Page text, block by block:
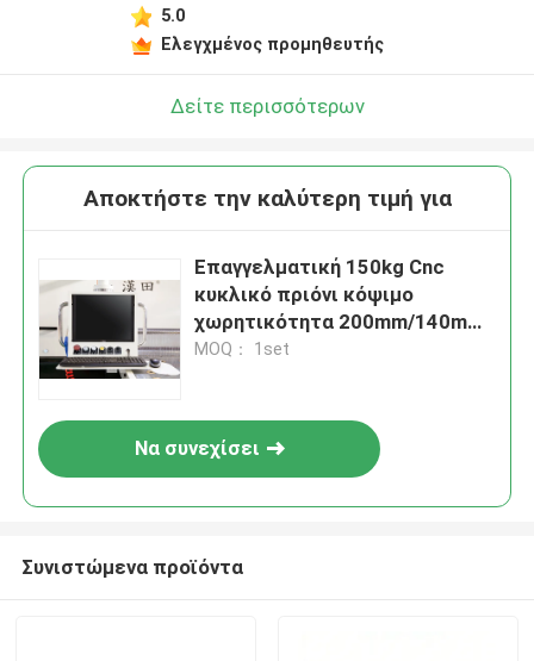
5.0
Ελεγχμένος προμηθευτής
Δείτε περισσότερων
Αποκτήστε την καλύτερη τιμή για
Επαγγελματική 150kg Cnc
κυκλικό πριόνι κόψιμο
χωρητικότητα 200mm/140mm
2.2kw ισχύς κινητήρα
MOQ： 1set
Να συνεχίσει
Συνιστώμενα προϊόντα